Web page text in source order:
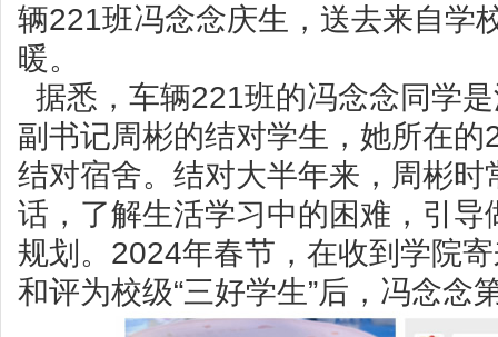
辆221班冯念念庆生，送去来自学
暖。
据悉，车辆221班的冯念念同学
副书记周彬的结对学生，她所在
结对宿舍。结对大半年来，周彬时
话，了解生活学习中的困难，引导
规划。2024年春节，在收到学院
和评为校级“三好学生”后，冯念念